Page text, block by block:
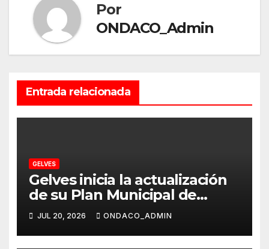
Por
ONDACO_Admin
Entrada relacionada
GELVES
Gelves inicia la actualización
de su Plan Municipal de
Vivienda y Suelo para
responder a las necesidades
reales de la ciudadanía
JUL 20, 2026 ONDACO_ADMIN